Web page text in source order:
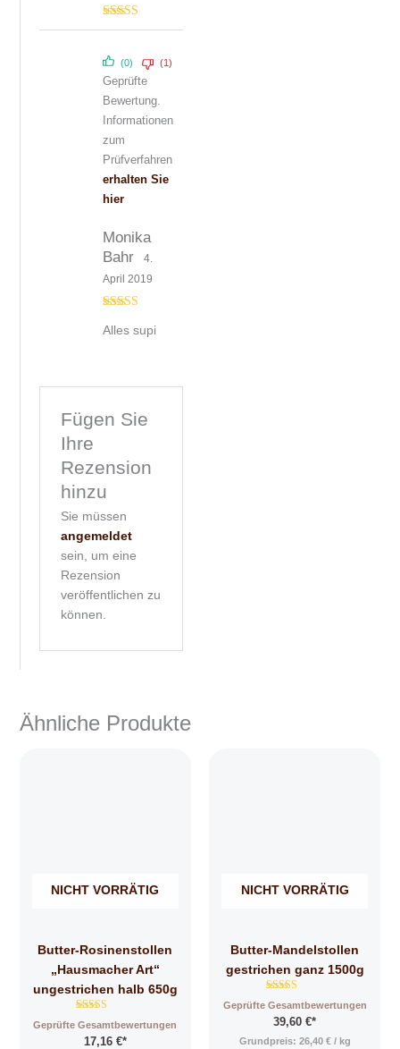
Bewertet
5
5von 5
Monika
Bahr
4.
April 2019
Alles supi
(0) (1)
Geprüfte
Bewertung.
Informationen
zum
Prüfverfahren
erhalten Sie
hier
Fügen Sie
Ihre
Rezension
hinzu
Sie müssen
angemeldet
sein, um eine
Rezension
veröffentlichen zu
können.
Ähnliche Produkte
NICHT VORRÄTIG
Butter-Rosinenstollen
„Hausmacher Art“
ungestrichen halb 650g
Bewertet mit
4.80
von 5
Geprüfte Gesamtbewertungen
17,16 €*
NICHT VORRÄTIG
Butter-Mandelstollen
gestrichen ganz 1500g
Bewertet mit
4.95
von 5
Geprüfte Gesamtbewertungen
39,60€*
Grundpreis: 26,40 €/ kg